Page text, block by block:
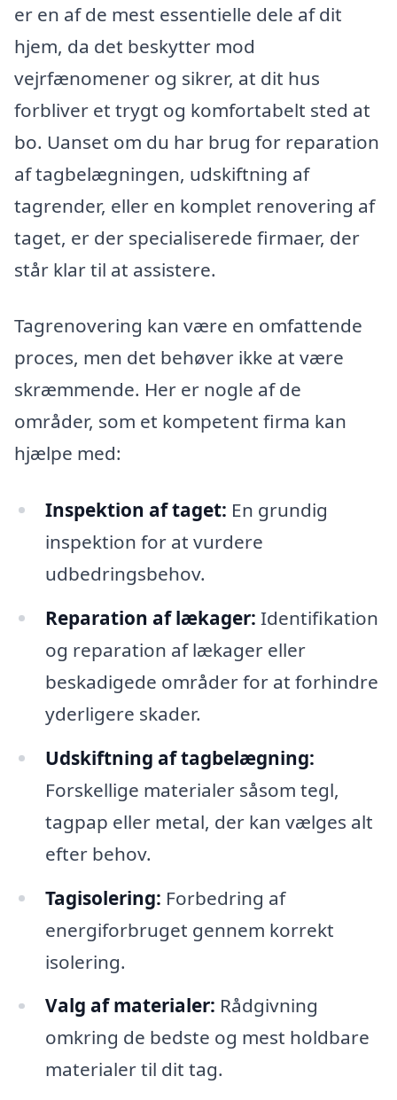
er en af de mest essentielle dele af dit
hjem, da det beskytter mod
vejrfænomener og sikrer, at dit hus
forbliver et trygt og komfortabelt sted at
bo. Uanset om du har brug for reparation
af tagbelægningen, udskiftning af
tagrender, eller en komplet renovering af
taget, er der specialiserede firmaer, der
står klar til at assistere.
Tagrenovering kan være en omfattende
proces, men det behøver ikke at være
skræmmende. Her er nogle af de
områder, som et kompetent firma kan
hjælpe med:
Inspektion af taget: En grundig
inspektion for at vurdere
udbedringsbehov.
Reparation af lækager: Identifikation
og reparation af lækager eller
beskadigede områder for at forhindre
yderligere skader.
Udskiftning af tagbelægning:
Forskellige materialer såsom tegl,
tagpap eller metal, der kan vælges alt
efter behov.
Tagisolering: Forbedring af
energiforbruget gennem korrekt
isolering.
Valg af materialer: Rådgivning
omkring de bedste og mest holdbare
materialer til dit tag.